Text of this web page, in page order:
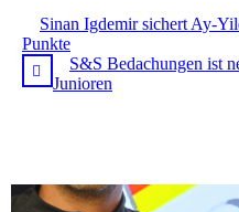
Sinan Igdemir sichert Ay-
Punkte
S&S Bedachungen ist
Junioren